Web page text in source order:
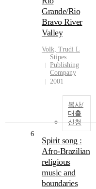
Grande/Rio
Bravo River
Valley
Volk, Trudi L
Stipes
Publishing
Company
2001
복사/
대출
신청
6
Spirit song :
Afro-Brazilian
religious
music and
boundaries